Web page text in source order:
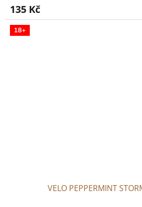
135 Kč
18+
VELO PEPPERMINT